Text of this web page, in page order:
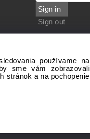
Sign in
Sign out
používame na
sme vám zobrazovali
stránok a na pochopenie